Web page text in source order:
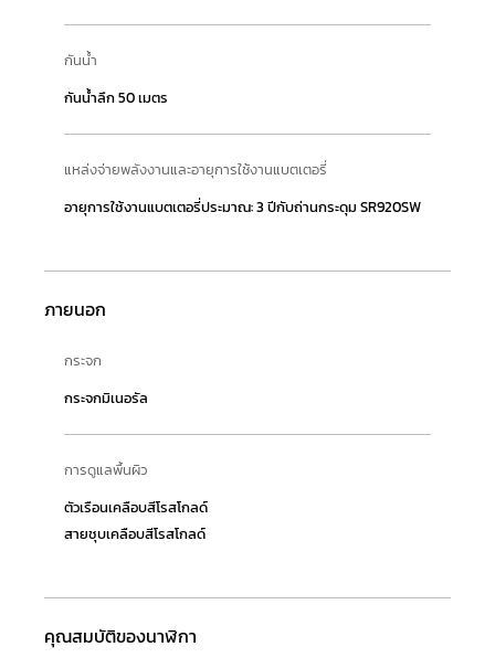
กันน้ำ
กันน้ำลึก 50 เมตร
แหล่งจ่ายพลังงานและอายุการใช้งานแบตเตอรี่
อายุการใช้งานแบตเตอรี่ประมาณ: 3 ปีกับถ่านกระดุม SR920SW
ภายนอก
กระจก
กระจกมิเนอรัล
การดูแลพื้นผิว
ตัวเรือนเคลือบสีโรสโกลด์
สายชุบเคลือบสีโรสโกลด์
คุณสมบัติของนาฬิกา